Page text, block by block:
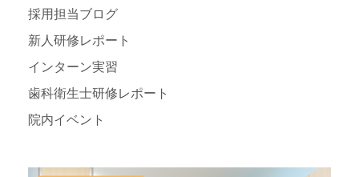
採用担当ブログ
新人研修レポート
インターン実習
歯科衛生士研修レポート
院内イベント